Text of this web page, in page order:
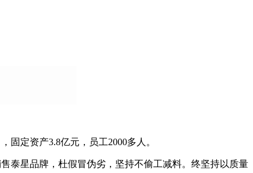
固定资产3.8亿元，员工2000多人。
泰星品牌，杜假冒伪劣，坚持不偷工减料。终坚持以质量